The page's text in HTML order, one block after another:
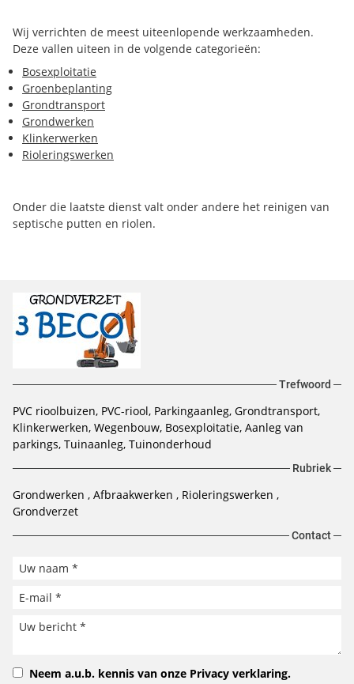
Wij verrichten de meest uiteenlopende werkzaamheden.
Deze vallen uiteen in de volgende categorieën:
Bosexploitatie
Groenbeplanting
Grondtransport
Grondwerken
Klinkerwerken
Rioleringswerken
Onder die laatste dienst valt onder andere het reinigen van
septische putten en riolen.
Trefwoord
PVC rioolbuizen, PVC-riool, Parkingaanleg, Grondtransport,
Klinkerwerken, Wegenbouw, Bosexploitatie, Aanleg van
parkings, Tuinaanleg, Tuinonderhoud
Rubriek
Grondwerken Afbraakwerken
Rioleringswerken
Grondverzet
Contact
Neem a.u.b. kennis van onze Privacy verklaring.